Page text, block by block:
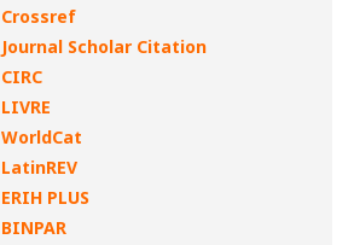
Crossref
Journal Scholar Citation
CIRC
LIVRE
WorldCat
LatinREV
ERIH PLUS
BINPAR